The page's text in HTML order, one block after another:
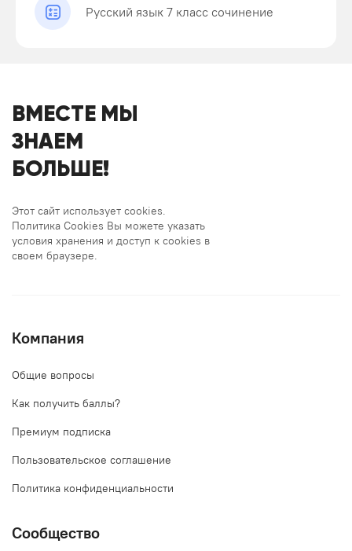
Русский язык 7 класс сочинение
ВМЕСТЕ МЫ
ЗНАЕМ
БОЛЬШЕ!
Этот сайт использует cookies.
Политика Cookies Вы можете указать
условия хранения и доступ к cookies в
своем браузере.
Компания
Общие вопросы
Как получить баллы?
Премиум подписка
Пользовательское соглашение
Политика конфиденциальности
Сообщество